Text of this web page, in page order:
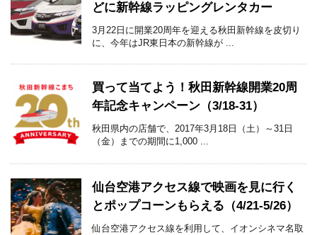
どに新幹線ラッピングレンタカー
3月22日に開業20周年を迎える秋田新幹線を皮切り
に、今年はJR東日本の新幹線が ...
買って当てよう！秋田新幹線開業20周
年記念キャンペーン（3/18-31）
秋田県内の店舗で、2017年3月18日（土）～31日
（金）までの期間に1,000 ...
仙台空港アクセス線で映画を見に行く
とポップコーンもらえる（4/21-5/26）
仙台空港アクセス線を利用して、イオンシネマ名取